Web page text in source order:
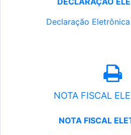
Declaração
NOTA FISCAL
NOTA FISCAL